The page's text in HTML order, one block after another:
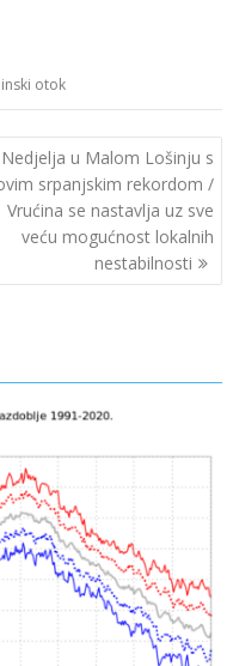
otok
Nedjelja u Malom Lošinju s
srpanjskim rekordom /
Vrućina se nastavlja uz sve
veću mogućnost lokalnih
nestabilnosti